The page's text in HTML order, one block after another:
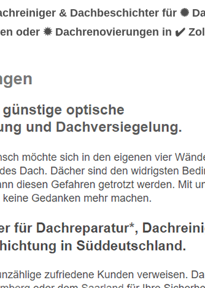
& Dachbeschichter für ✺
oder ✹ Dachrenovierungen in ✔️